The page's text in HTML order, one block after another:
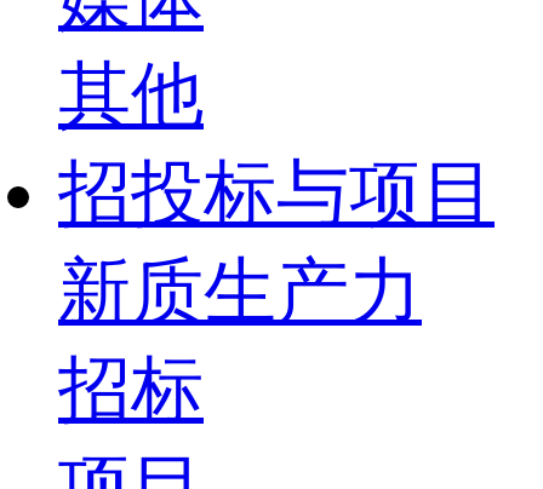
其他
招投标与项目
新质生产力
招标